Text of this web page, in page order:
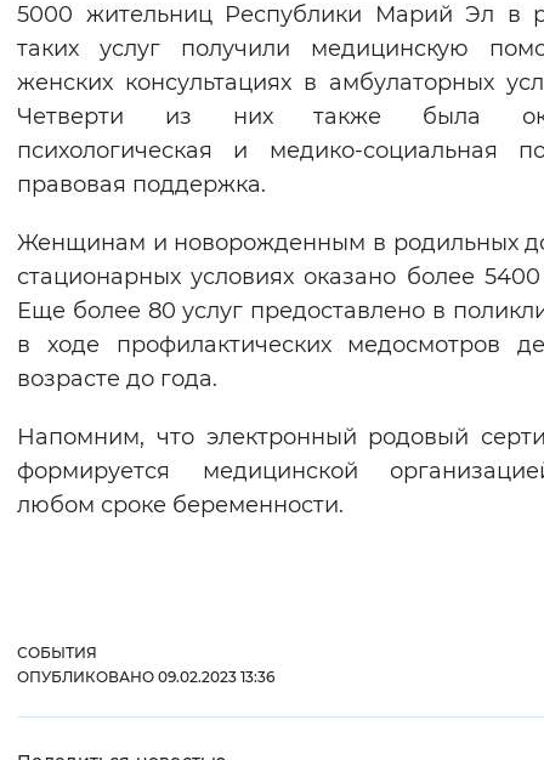
Включены Выключены
Воспроизвести Остановить
Вернуть стандартные настройки
5000 жительниц Республики Марий Эл в
таких услуг получили медицинскую
женских консультациях в амбулаторных
Четверти из них также была
психологическая и медико-социальная
правовая поддержка.
Женщинам и новорожденным в родильных
стационарных условиях оказано более 5400
Еще более 80 услуг предоставлено в
в ходе профилактических медосмотров
возрасте до года.
Напомним, что электронный родовый
формируется медицинской
любом сроке беременности.
СОБЫТИЯ
ОПУБЛИКОВАНО 09.02.2023 13:36